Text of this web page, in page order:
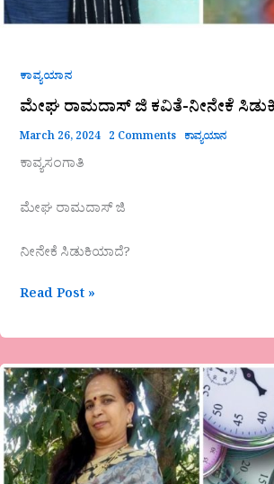
ಕಾವ್ಯಯಾನ
ಮೇಘ ರಾಮದಾಸ್ ಜಿ ಕವಿತೆ-ನೀನೇಕೆ
March 26, 2024 2 Comments ಕಾವ್ಯಯಾನ
ಕಾವ್ಯಸಂಗಾತಿ
ಮೇಘ ರಾಮದಾಸ್ ಜಿ
ನೀನೇಕೆ ಸಿಡುಕಿಯಾದೆ?
Read Post »
ಅನಿತಾ
ಮಾಲಗತ್ತಿಯವರ
ಕವಿತೆ-
ʼಸಮಯʼ